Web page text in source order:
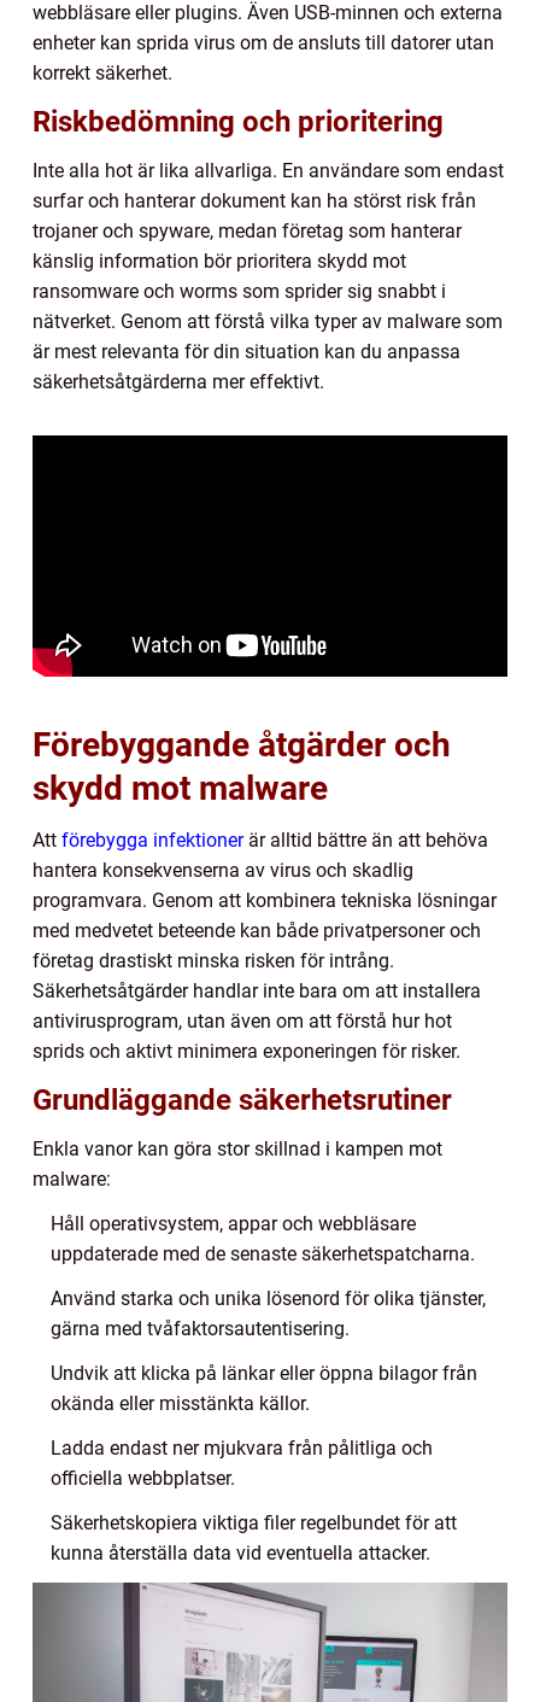
webbläsare eller plugins. Även USB-minnen och externa
enheter kan sprida virus om de ansluts till datorer utan
korrekt säkerhet.
Riskbedömning och prioritering
Inte alla hot är lika allvarliga. En användare som endast
surfar och hanterar dokument kan ha störst risk från
trojaner och spyware, medan företag som hanterar
känslig information bör prioritera skydd mot
ransomware och worms som sprider sig snabbt i
nätverket. Genom att förstå vilka typer av malware som
är mest relevanta för din situation kan du anpassa
säkerhetsåtgärderna mer effektivt.
Förebyggande åtgärder och
skydd mot malware
Att förebygga infektionerär alltid bättre än att behöva
hantera konsekvenserna av virus och skadlig
programvara. Genom att kombinera tekniska lösningar
med medvetet beteende kan både privatpersoner och
företag drastiskt minska risken för intrång.
Säkerhetsåtgärder handlar inte bara om att installera
antivirusprogram, utan även om att förstå hur hot
sprids och aktivt minimera exponeringen för risker.
Grundläggande säkerhetsrutiner
Enkla vanor kan göra stor skillnad i kampen mot
malware:
Håll operativsystem, appar och webbläsare
uppdaterade med de senaste säkerhetspatcharna.
Använd starka och unika lösenord för olika tjänster,
gärna med tvåfaktorsautentisering.
Undvik att klicka på länkar eller öppna bilagor från
okända eller misstänkta källor.
Ladda endast ner mjukvara från pålitliga och
officiella webbplatser.
Säkerhetskopiera viktiga filer regelbundet för att
kunna återställa data vid eventuella attacker.